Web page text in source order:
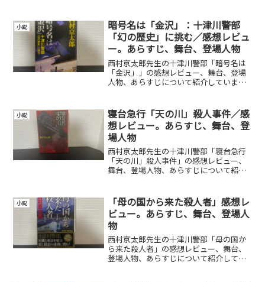
小説
暗号名は「金沢」：十津川警部
「幻の歴史」に挑む／感想レビュ
ー。あらすじ、舞台、登場人物
西村京太郎先生の十津川警部「暗号名は
「金沢」」の感想レビュー、舞台、登場
人物、あらすじについて紹介していま
小説
寝台急行「天の川」殺人事件／感
想レビュー。あらすじ、舞台、登
場人物
西村京太郎先生の十津川警部「寝台急行
「天の川」殺人事件」の感想レビュー、
舞台、登場人物、あらすじについて紹介
小説
「母の国から来た殺人者」感想レ
ビュー。あらすじ、舞台、登場人
物
西村京太郎先生の十津川警部「母の国か
ら来た殺人者」の感想レビュー、舞台、
登場人物、あらすじについて紹介してい